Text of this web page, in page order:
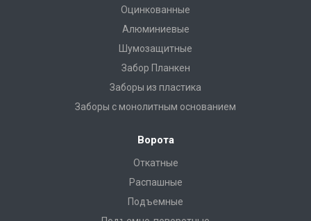
Оцинкованные
Алюминиевые
Шумозащитные
Забор Планкен
Заборы из пластика
Заборы с монолитным основанием
Ворота
Откатные
Распашные
Подъемные